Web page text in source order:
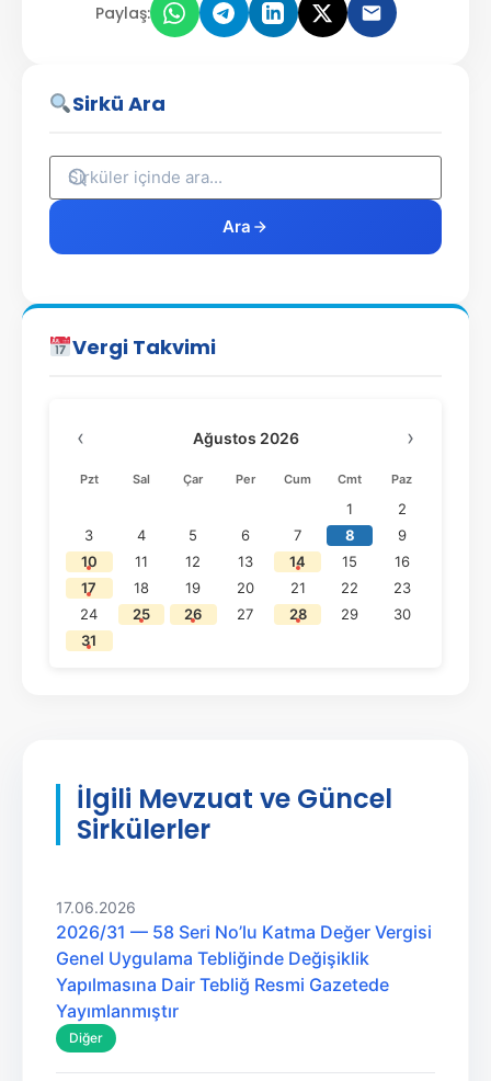
Paylaş:
Sirkü Ara
Ara
Vergi Takvimi
‹ Ağustos 2026 ›
Pzt Sal Çar Per Cum Cmt Paz
1
2
3
4 5 6 7 8
9
10
11 12 13 14 15
16
17
18 19 20 21 22
23
24
25 26 27 28 29
30
31
İlgili Mevzuat ve Güncel
Sirkülerler
17.06.2026
2026/31 — 58 Seri No’lu Katma Değer Vergisi
Genel Uygulama Tebliğinde Değişiklik
Yapılmasına Dair Tebliğ Resmi Gazetede
Yayımlanmıştır
Diğer